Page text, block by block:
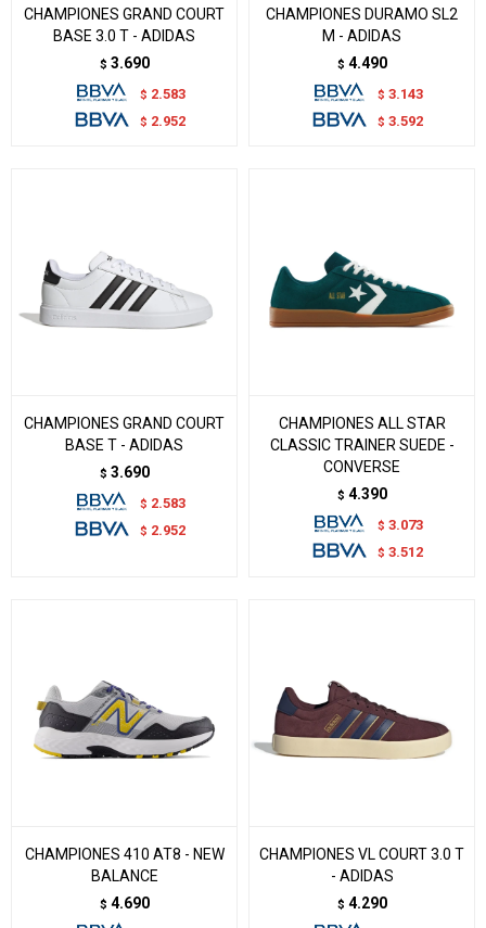
CHAMPIONES GRAND COURT
BASE 3.0 T - ADIDAS
$ 3.690
$ 2.583
$ 2.952
CHAMPIONES DURAMO SL2
M - ADIDAS
$ 4.490
$ 3.143
$ 3.592
CHAMPIONES GRAND COURT
BASE T - ADIDAS
$ 3.690
$ 2.583
$ 2.952
CHAMPIONES ALL STAR
CLASSIC TRAINER SUEDE -
CONVERSE
$ 4.390
$ 3.073
$ 3.512
CHAMPIONES 410 AT8 - NEW
BALANCE
$ 4.690
CHAMPIONES VL COURT 3.0 T
- ADIDAS
$ 4.290